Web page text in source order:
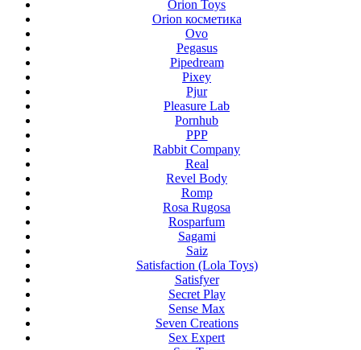
Orion Toys
Orion косметика
Ovo
Pegasus
Pipedream
Pixey
Pjur
Pleasure Lab
Pornhub
PPP
Rabbit Company
Real
Revel Body
Romp
Rosa Rugosa
Rosparfum
Sagami
Saiz
Satisfaction (Lola Toys)
Satisfyer
Secret Play
Sense Max
Seven Creations
Sex Expert